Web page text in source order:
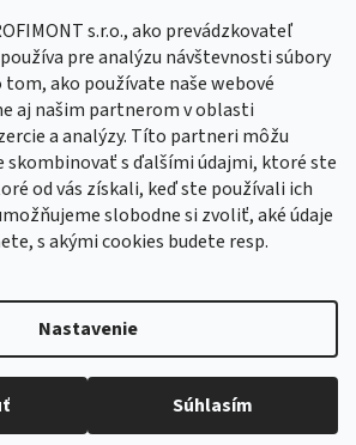
s.r.o., ako prevádzkovateľ
používa pre analýzu návštevnosti súbory
ako používate naše webové
aj našim partnerom v oblasti
a analýzy. Títo partneri môžu
skombinovať s ďalšími údajmi, ktoré ste
od vás získali, keď ste používali ich
slobodne si zvoliť, aké údaje
s akými cookies budete resp.
Nastavenie
Súhlasím
spodmienkami ochrany osobných
- Štvorkolky, doplnky, diely. Všetky
Upraviť nastavenie cookies